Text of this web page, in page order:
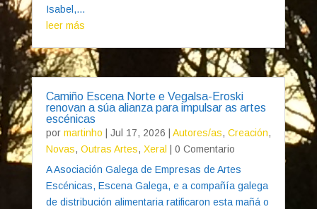
Isabel,...
leer más
Camiño Escena Norte e Vegalsa-Eroski
renovan a súa alianza para impulsar as artes
escénicas
por martinho Jul 17, 2026 Autores/as, Creación,
Novas, Outras Artes, Xeral
| 0 Comentario
A Asociación Galega de Empresas de Artes
Escénicas, Escena Galega, e a compañía galega
de distribución alimentaria ratificaron esta mañá o